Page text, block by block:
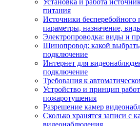
Установка и работа
питания
Источники
параметры, назначение,
Электропроводка: виды и
Шинопровод: какой
подключение
Интернет для
подключение
Требования к
Устройство и принцип
пожаротушения
Разрешение камер
Сколько хранятся записи с
видеонаблюдения